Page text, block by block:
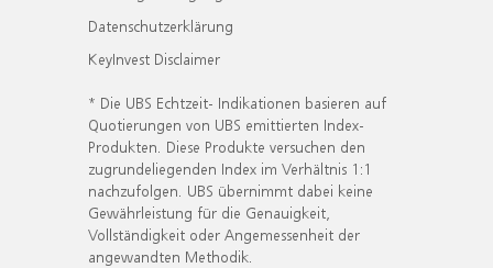
Datenschutzerklärung
KeyInvest Disclaimer
* Die UBS Echtzeit- Indikationen basieren auf
Quotierungen von UBS emittierten Index-
Produkten. Diese Produkte versuchen den
zugrundeliegenden Index im Verhältnis 1:1
nachzufolgen. UBS übernimmt dabei keine
Gewährleistung für die Genauigkeit,
Vollständigkeit oder Angemessenheit der
angewandten Methodik.